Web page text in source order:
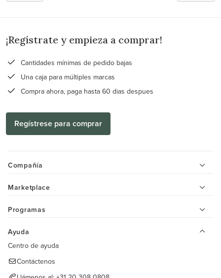
¡Regístrate y empieza a comprar!
Cantidades mínimas de pedido bajas
Una caja para múltiples marcas
Compra ahora, paga hasta 60 dias despues
Regístrese para comprar
Compañía
Marketplace
Programas
Ayuda
Centro de ayuda
Contáctenos